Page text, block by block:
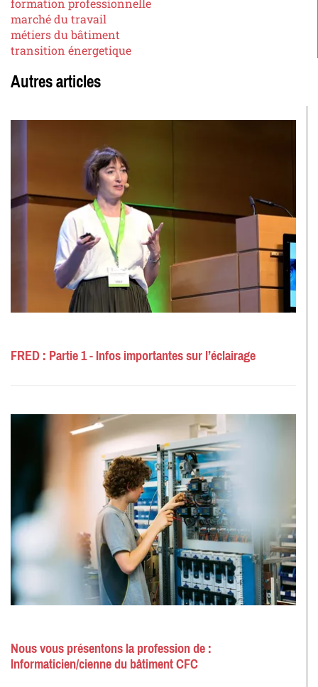
formation professionnelle
marché du travail
métiers du bâtiment
transition énergetique
Autres articles
FRED : Partie 1 - Infos importantes sur l’éclairage
Nous vous présentons la profession de :
Informaticien/cienne du bâtiment CFC